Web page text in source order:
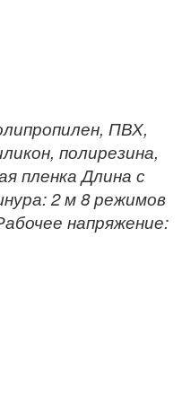
ПВХ,
полирезина,
пленка Длина с
2 м 8 режимов
напряжение: